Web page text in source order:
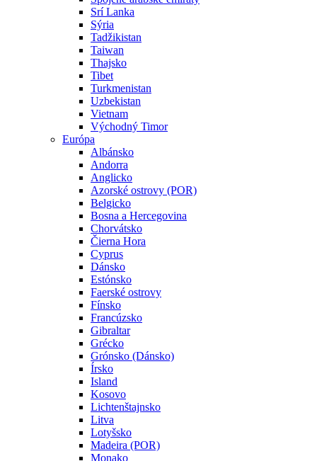
Srí Lanka
Sýria
Tadžikistan
Taiwan
Thajsko
Tibet
Turkmenistan
Uzbekistan
Vietnam
Východný Timor
Európa
Albánsko
Andorra
Anglicko
Azorské ostrovy (POR)
Belgicko
Bosna a Hercegovina
Chorvátsko
Čierna Hora
Cyprus
Dánsko
Estónsko
Faerské ostrovy
Fínsko
Francúzsko
Gibraltar
Grécko
Grónsko (Dánsko)
Írsko
Island
Kosovo
Lichtenštajnsko
Litva
Lotyšsko
Madeira (POR)
Monako